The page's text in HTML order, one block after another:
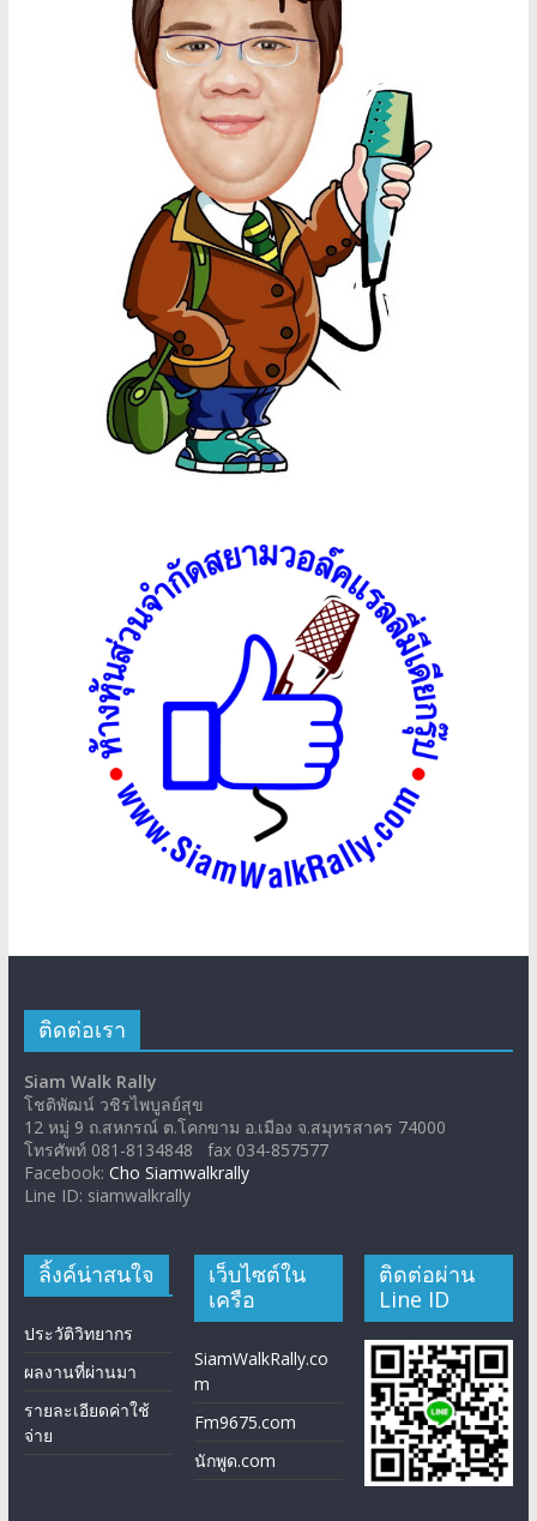
ติดต่อเรา
Siam Walk Rally
โชติพัฒน์ วชิรไพบูลย์สุข
12 หมู่ 9 ถ.สหกรณ์ ต.โคกขาม อ.เมือง จ.สมุทรสาคร 74000
โทรศัพท์ 081-8134848 fax 034-857577
Facebook: Cho Siamwalkrally
Line ID: siamwalkrally
ลิ้งค์น่าสนใจ
ประวัติวิทยากร
ผลงานที่ผ่านมา
รายละเอียดค่าใช้
จ่าย
เว็บไซต์ใน
เครือ
SiamWalkRally.co
m
Fm9675.com
นักพูด.com
ติดต่อผ่าน
Line ID